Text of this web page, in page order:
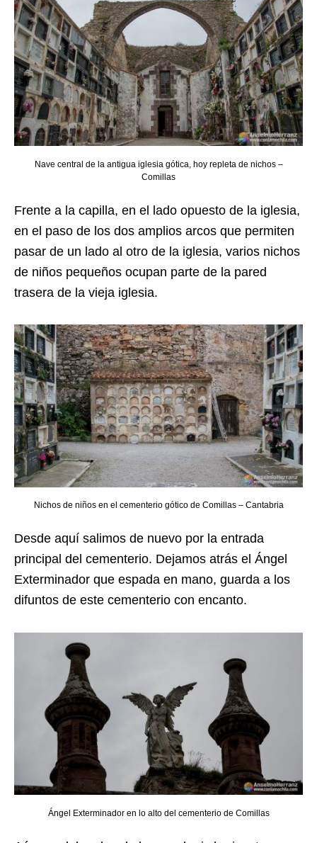
Nave central de la antigua iglesia gótica, hoy repleta de nichos –
Comillas
Frente a la capilla, en el lado opuesto de la iglesia,
en el paso de los dos amplios arcos que permiten
pasar de un lado al otro de la iglesia, varios nichos
de niños pequeños ocupan parte de la pared
trasera de la vieja iglesia.
Nichos de niños en el cementerio gótico de Comillas – Cantabria
Desde aquí salimos de nuevo por la entrada
principal del cementerio. Dejamos atrás el Ángel
Exterminador que espada en mano, guarda a los
difuntos de este cementerio con encanto.
Ángel Exterminador en lo alto del cementerio de Comillas